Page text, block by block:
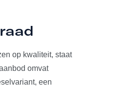
op kwaliteit, staat
omvat
een